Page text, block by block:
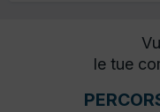
le tue